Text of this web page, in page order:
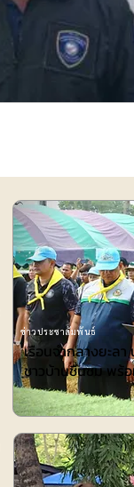
เรือนจำกลางยะล
ชาวบ้านชื่นชม พร้
ข่าวประชาสัมพันธ์